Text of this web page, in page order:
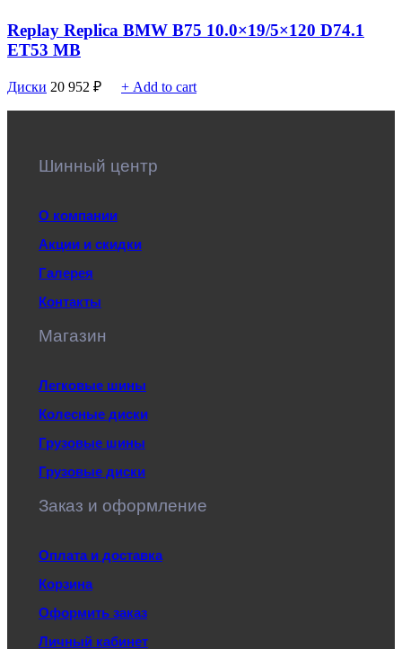
Replay Replica BMW B75 10.0×19/5×120 D74.1
ET53 MB
Диски 20 952 ₽ + Add to cart
Шинный центр
О компании
Акции и скидки
Галерея
Контакты
Магазин
Легковые шины
Колесные диски
Грузовые шины
Грузовые диски
Заказ и оформление
Оплата и доставка
Корзина
Оформить заказ
Личный кабинет